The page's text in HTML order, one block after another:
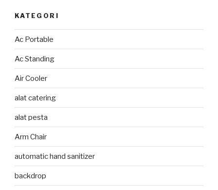
KATEGORI
Ac Portable
Ac Standing
Air Cooler
alat catering
alat pesta
Arm Chair
automatic hand sanitizer
backdrop